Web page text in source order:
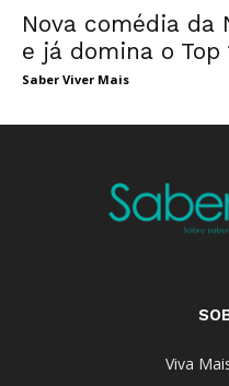
Nova comédia
e já domina o
Saber Viver Mais
Viva